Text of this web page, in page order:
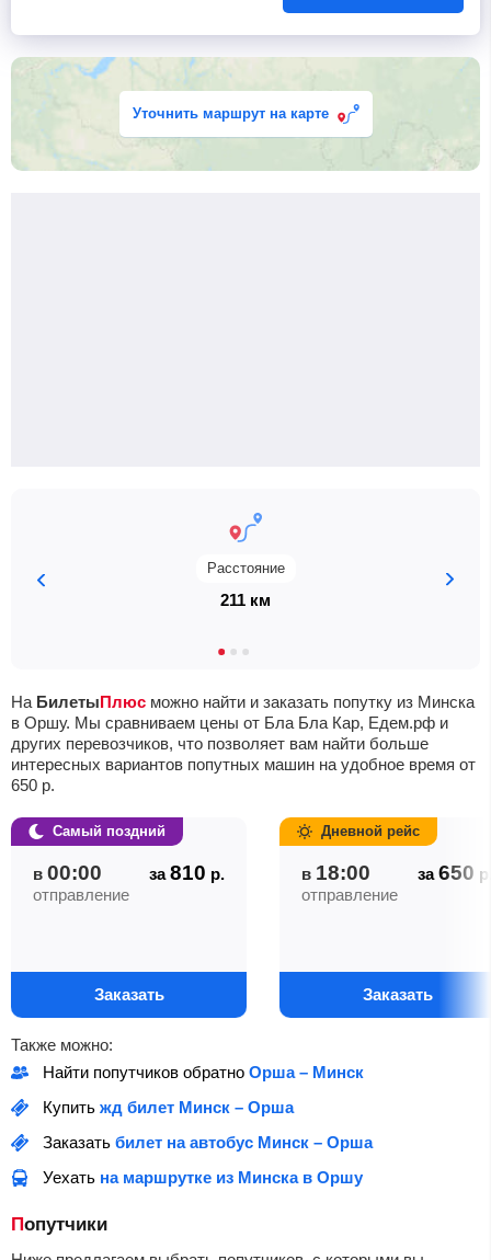
Уточнить маршрут на карте
Расстояние
211 км
На БилетыПлюс можно найти и заказать попутку из Минска
в Оршу. Мы сравниваем цены от Бла Бла Кар, Едем.рф и
других перевозчиков, что позволяет вам найти больше
интересных вариантов попутных машин на удобное время от
650 р.
в 00:00 за810 р.
отправление
Заказать
Самый поздний
в 18:00 за650
отправление
Заказать
Дневной рейс
Также можно:
Найти попутчиков обратно Орша – Минск
Купить жд билет Минск – Орша
Заказать билет на автобус Минск – Орша
Уехать на маршрутке из Минска в Оршу
Попутчики